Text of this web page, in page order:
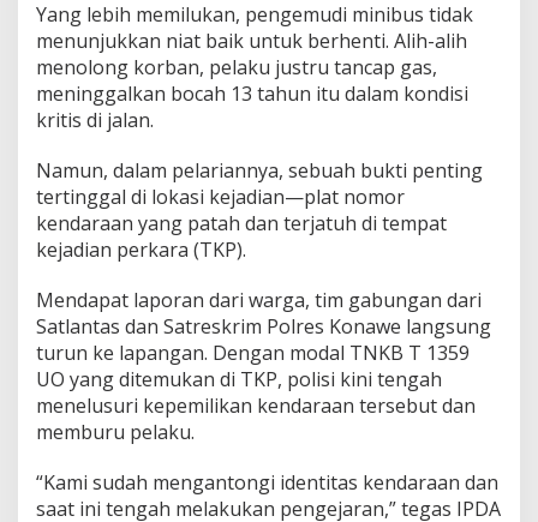
Yang lebih memilukan, pengemudi minibus tidak
menunjukkan niat baik untuk berhenti. Alih-alih
menolong korban, pelaku justru tancap gas,
meninggalkan bocah 13 tahun itu dalam kondisi
kritis di jalan.
Namun, dalam pelariannya, sebuah bukti penting
tertinggal di lokasi kejadian—plat nomor
kendaraan yang patah dan terjatuh di tempat
kejadian perkara (TKP).
Mendapat laporan dari warga, tim gabungan dari
Satlantas dan Satreskrim Polres Konawe langsung
turun ke lapangan. Dengan modal TNKB T 1359
UO yang ditemukan di TKP, polisi kini tengah
menelusuri kepemilikan kendaraan tersebut dan
memburu pelaku.
“Kami sudah mengantongi identitas kendaraan dan
saat ini tengah melakukan pengejaran,” tegas IPDA